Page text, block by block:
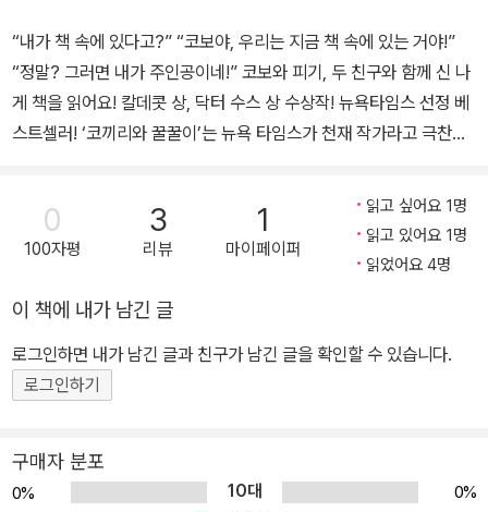
“내가 책 속에 있다고?” “코보야, 우리는 지금 책 속에 있는 거야!”
“정말? 그러면 내가 주인공이네!” 코보와 피기, 두 친구와 함께 신 나
게 책을 읽어요! 칼데콧 상, 닥터 수스 상 수상작! 뉴욕타임스 선정 베
스트셀러! ‘코끼리와 꿀꿀이’는 뉴욕 타임스가 천재 작가라고 극찬한
천재”라는 수식에 걸맞게, 작가의 ‘코끼리와 꿀꿀이’는 현지 독자들로
부터 폭발적인 관심과 사랑을 받고 있습니다. 이 시리즈는 놀이와 모
험, 오해와 다툼, 소통과 화해 등 친구 사이에서 일어날 수 있는 다양
이야기로 풀어냈습니다. 특히 아이들의 입말을 그대로 살린 대화체는
친구끼리 역할을 나누어 보거나, 엄마와 연극 놀이를 하며 읽기 연습
을 하기에도 매우 좋습니다. 단순한 선과 색으로 캐릭터의 풍부한 감
정을 표현해 낸 일러스트 또한 마치 우리 아이들의 실제 모습을 보는
서로에게 힘이 되어 주고 함께 성장하는 ‘코보’와 ‘피기’는 친구가 좋
아지는 시기의 우리 아이들에게 가장 좋은 친구입니다. 두 주인공의
0
100자평
3
리뷰
1
마이페이퍼
읽고 싶어요 1명
읽고 있어요 1명
읽었어요 4명
이 책에 내가 남긴 글
로그인하면 내가 남긴 글과 친구가 남긴 글을 확인할 수 있습니다.
로그인하기
구매자 분포
0% 10대
0%